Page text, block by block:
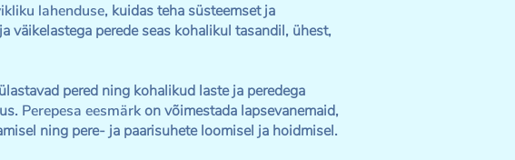
lahenduse, kuidas teha süsteemset ja
väikelastega perede seas kohalikul tasandil, ühest,
pered ning kohalikud laste ja peredega
Perepesa eesmärkon võimestada lapsevanemaid,
ning pere- ja paarisuhete loomisel ja hoidmisel.